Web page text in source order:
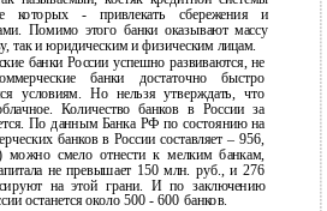
которых - привлекать сбережения и
Помимо этого банки оказывают массу
так и юридическим и физическим лицам.
банки России успешно развиваются, не
банки достаточно быстро
условиям. Но нельзя утверждать, что
Количество банков в России за
По данным Банка РФ по состоянию на
банков в России составляет – 956,
смело отнести к мелким банкам,
не превышает 150 млн. руб., и 276
на этой грани. И по заключению
останется около 500 - 600 банков.